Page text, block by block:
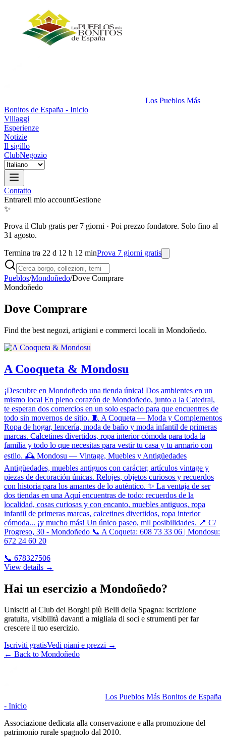
Los Pueblos Más
Bonitos de España - Inicio
Villaggi
Esperienze
Notizie
Il sigillo
ClubNegozio
Contatto
EntrareIl mio accountGestione
✨
Prova il Club gratis per 7 giorni · Poi prezzo fondatore. Solo fino al
31 agosto.
Termina tra 22 d 12 h 12 minProva 7 giorni gratis
Pueblos/Mondoñedo/Dove Comprare
Mondoñedo
Dove Comprare
Find the best negozi, artigiani e commerci locali in Mondoñedo.
A Cooqueta & Mondosu
¡Descubre en Mondoñedo una tienda única! Dos ambientes en un
mismo local En pleno corazón de Mondoñedo, junto a la Catedral,
te esperan dos comercios en un solo espacio para que encuentres de
todo sin movernos de sitio. 🧵 A Coqueta — Moda y Complementos
Ropa de hogar, lencería, moda de baño y moda infantil de primeras
marcas. Calcetines divertidos, ropa interior cómoda para toda la
familia y todo lo que necesitas para vestir tu casa y tu armario con
estilo. 🕰️ Mondosu — Vintage, Muebles y Antigüedades
Antigüedades, muebles antiguos con carácter, artículos vintage y
piezas de decoración únicas. Relojes, objetos curiosos y recuerdos
con historia para los amantes de lo auténtico. ✨ La ventaja de ser
dos tiendas en una Aquí encuentras de todo: recuerdos de la
localidad, cosas curiosas y con encanto, muebles antiguos, ropa
infantil de primeras marcas, calcetines divertidos, ropa interior
cómoda... ¡y mucho más! Un único paseo, mil posibilidades. 📍 C/
Progreso, 30 - Mondoñedo 📞 A Coqueta: 608 73 33 06 | Mondosu:
672 24 60 20
📞 678327506
View details →
Hai un esercizio a Mondoñedo?
Unisciti al Club dei Borghi più Belli della Spagna: iscrizione
gratuita, visibilità davanti a migliaia di soci e strumenti per far
crescere il tuo esercizio.
Iscriviti gratisVedi piani e prezzi →
← Back to Mondoñedo
Los Pueblos Más Bonitos de España
- Inicio
Associazione dedicata alla conservazione e alla promozione del
patrimonio rurale spagnolo dal 2010.